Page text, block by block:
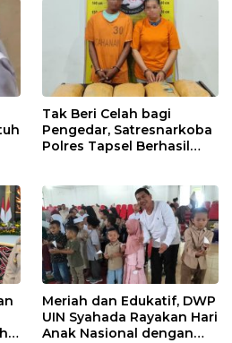
Tak Beri Celah bagi
Pengedar, Satresnarkoba
Polres Tapsel Berhasil
Meriah dan Edukatif, DWP
UIN Syahada Rayakan Hari
Anak Nasional dengan